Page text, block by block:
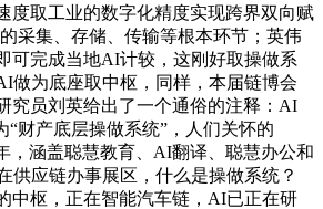
度取工业的数字化精度实现跨界双向赋
采集、存储、传输等根本环节；英伟
可完成当地AI计较，这刚好取操做系
做为底座取中枢，同样，本届链博会
究员刘英给出了一个通俗的注释：AI
“财产底层操做系统”，人们关怀的
，涵盖聪慧教育、AI翻译、聪慧办公和
供应链办事展区，什么是操做系统？
中枢，正在智能汽车链，AI已正在研